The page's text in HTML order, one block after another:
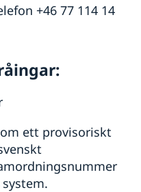
+46 77 114 14
ett provisoriskt